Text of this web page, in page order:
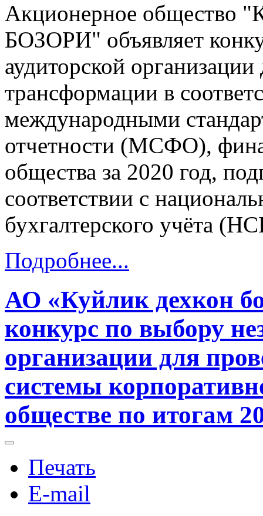
Акционерное
БОЗОРИ" объявляет
аудиторской
трансформации в
международными
отчетности (МСФО),
общества за 2020 год,
соответствии с
бухгалтерского учёта
Подробнее...
АО «Куйлик дехкон
конкурс по выбору
организации для
системы
обществе по итогам
Печать
E-mail